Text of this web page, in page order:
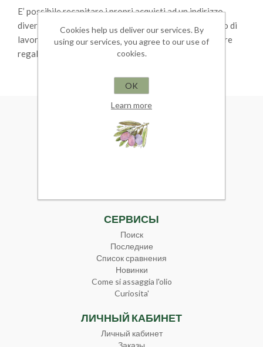
E’ possibile recapitare i propri acquisti ad un indirizzo
diverso da quello di fatturazione, ad esempio sul posto di
lavoro o presso parenti o conoscenti, ma anche per fare
regali sia privati che aziendali.
ИНФОРМАЦИЯ
Карта сайта
Condizioni di Vendita
СЕРВИСЫ
Поиск
Последние
Список сравнения
Новинки
Come si assaggia l'olio
Curiosita'
ЛИЧНЫЙ КАБИНЕТ
Личный кабинет
Заказы
Cookies help us deliver our services. By
using our services, you agree to our use of
cookies.
OK
Learn more